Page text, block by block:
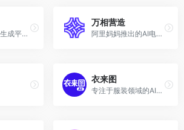
AI电商商品图生成平台 | 智能商品素材制作工具
万相营造
阿里妈妈推出的AI电商营销工具
衣来图
专注于服装领域的AI视觉生成工具